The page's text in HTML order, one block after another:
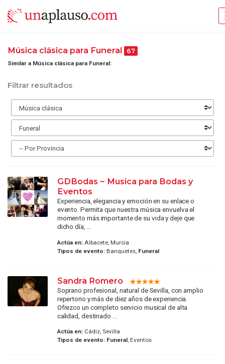
Música clásica para Funeral 67
Similar a Música clásica para Funeral:
Filtrar resultados
GDBodas ~ Musica para Bodas y
Eventos
Experiencia, elegancia y emoción en su enlace o
evento. Permita que nuestra música envuelva el
momento más importante de su vida y deje que
dicho día, ...
Actúa en:Albacete, Murcia
Tipos de evento:Banquetes, Funeral
Sandra Romero
Soprano profesional, natural de Sevilla, con amplio
repertorio y más de diez años de experiencia.
Ofrezco un completo servicio musical de alta
calidad, destinado ...
Actúa en:Cádiz, Sevilla
Tipos de evento: Funeral, Eventos